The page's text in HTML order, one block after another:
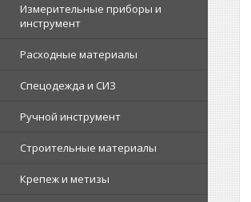
Измерительные приборы и
инструмент
Расходные материалы
Спецодежда и СИЗ
Ручной инструмент
Строительные материалы
Крепеж и метизы